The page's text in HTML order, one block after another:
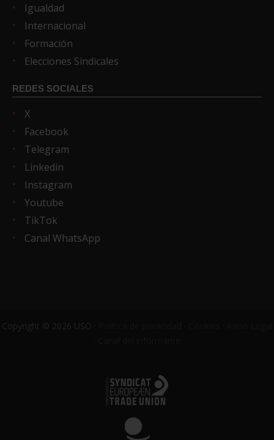
Igualdad
Internacional
Formación
Elecciones Sindicales
REDES SOCIALES
X
Facebook
Telegram
Linkedin
Instagram
Youtube
TikTok
Canal WhatsApp
Copyright © 2026 USO ·